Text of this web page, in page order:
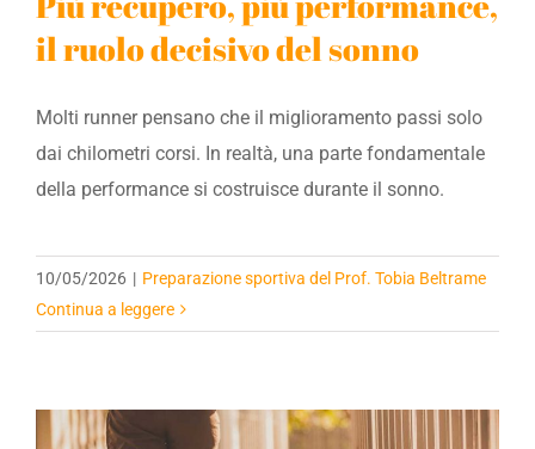
il ruolo decisivo del sonno
Molti runner pensano che il miglioramento passi solo
dai chilometri corsi. In realtà, una parte fondamentale
della performance si costruisce durante il sonno.
10/05/2026 | Preparazione sportiva del Prof. Tobia Beltrame
Continua a leggere